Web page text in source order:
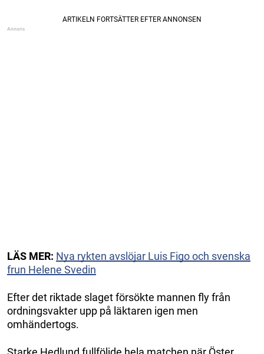
LÄS MER: Nya rykten avslöjar Luis Figo och svenska
frun Helene Svedin
Efter det riktade slaget försökte mannen fly från
ordningsvakter upp på läktaren igen men
omhändertogs.